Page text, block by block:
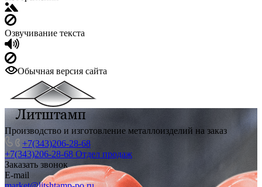
Озвучивание текста
Обычная версия сайта
Производство и изготовление металлоизделий на заказ
+7(343)206-28-68
+7(343)206-28-68 Отдел продаж
Заказать звонок
E-mail